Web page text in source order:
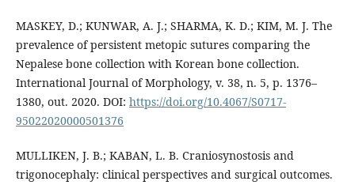
MASKEY, D.; KUNWAR, A. J.; SHARMA, K. D.; KIM, M. J. The
prevalence of persistent metopic sutures comparing the
Nepalese bone collection with Korean bone collection.
International Journal of Morphology, v. 38, n. 5, p. 1376–
1380, out. 2020. DOI: https://doi.org/10.4067/S0717-
95022020000501376
MULLIKEN, J. B.; KABAN, L. B. Craniosynostosis and
trigonocephaly: clinical perspectives and surgical outcomes.